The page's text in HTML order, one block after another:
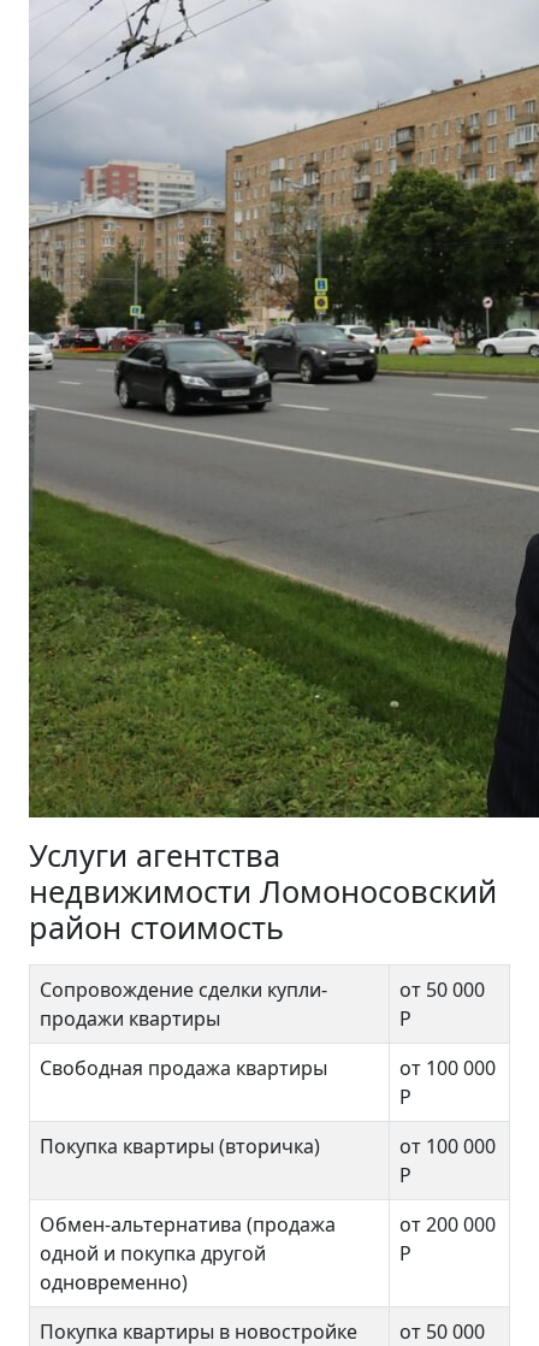
Услуги агентства
недвижимости Ломоносовский
район стоимость
Сопровождение сделки купли-
продажи квартиры
от 50 000
Р
Свободная продажа квартиры
от 100 000
Р
Покупка квартиры (вторичка)
от 100 000
Р
Обмен-альтернатива (продажа
одной и покупка другой
одновременно)
от 200 000
Р
Покупка квартиры в новостройке
от 50 000